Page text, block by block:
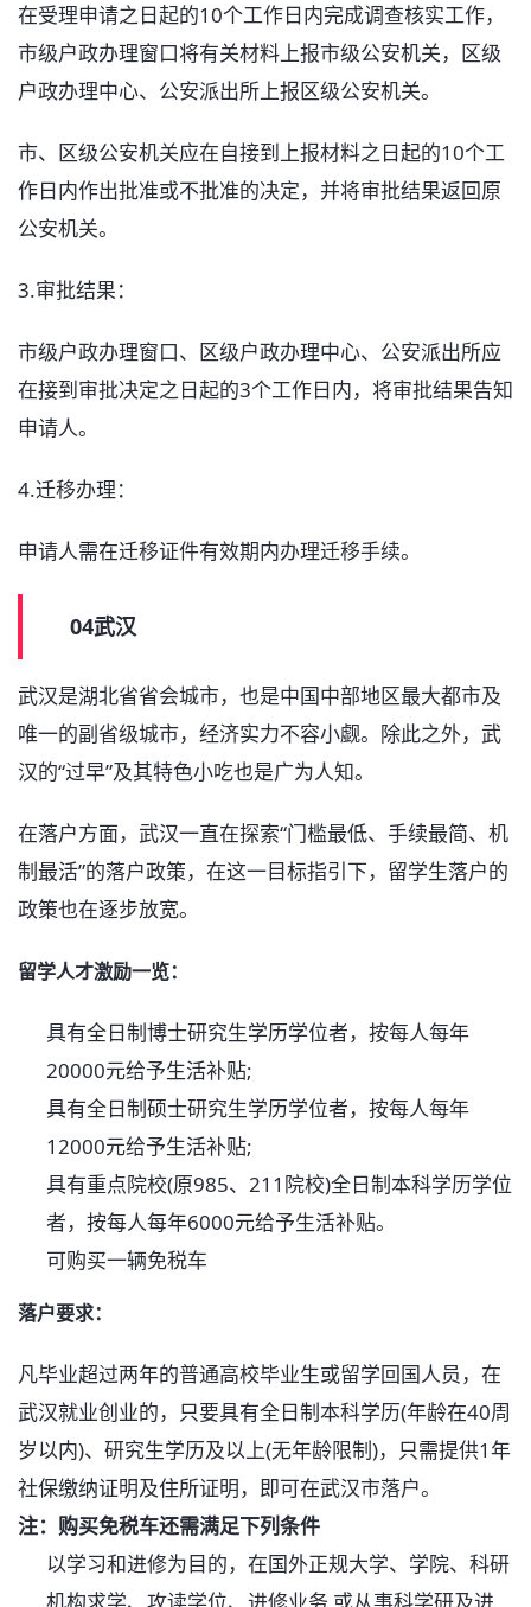
在受理申请之日起的10个工作日内完成调查核实工作，
市级户政办理窗口将有关材料上报市级公安机关，区级
户政办理中心、公安派出所上报区级公安机关。
市、区级公安机关应在自接到上报材料之日起的10个工
作日内作出批准或不批准的决定，并将审批结果返回原
公安机关。
3.审批结果：
市级户政办理窗口、区级户政办理中心、公安派出所应
在接到审批决定之日起的3个工作日内，将审批结果告知
申请人。
4.迁移办理：
申请人需在迁移证件有效期内办理迁移手续。
04武汉
武汉是湖北省省会城市，也是中国中部地区最大都市及
唯一的副省级城市，经济实力不容小觑。除此之外，武
汉的“过早”及其特色小吃也是广为人知。
在落户方面，武汉一直在探索“门槛最低、手续最简、机
制最活”的落户政策，在这一目标指引下，留学生落户的
政策也在逐步放宽。
留学人才激励一览：
具有全日制博士研究生学历学位者，按每人每年
20000元给予生活补贴;
具有全日制硕士研究生学历学位者，按每人每年
12000元给予生活补贴;
具有重点院校(原985、211院校)全日制本科学历学位
者，按每人每年6000元给予生活补贴。
可购买一辆免税车
落户要求：
凡毕业超过两年的普通高校毕业生或留学回国人员，在
武汉就业创业的，只要具有全日制本科学历(年龄在40周
岁以内)、研究生学历及以上(无年龄限制)，只需提供1年
社保缴纳证明及住所证明，即可在武汉市落户。
注：购买免税车还需满足下列条件
以学习和进修为目的，在国外正规大学、学院、科研